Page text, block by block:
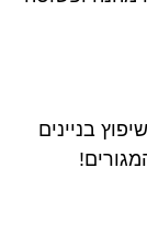
בניינים